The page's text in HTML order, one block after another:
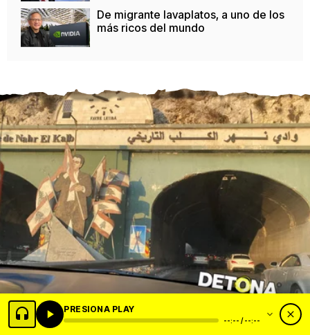
De migrante lavaplatos, a uno de los
más ricos del mundo
PRESIONA PLAY
--:-- / --:--